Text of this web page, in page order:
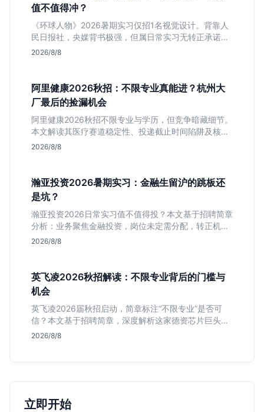
值不值得冲？
《环球人物》2026暑期实习仅招1名视觉设计。背靠人
民日报社，央媒背书极强，但属日常实习无转正承诺。
适合追求高含金量简历、能接受严谨流程的设计生，想
2026/8/8
阿里健康2026秋招：不限专业真能进？杭州大
厂最后的捡漏机会
阿里健康2026秋招不限专业与学历，但竞争暗藏细节。
本文解读其医疗赛道稳定性、投递截止时间陷阱及核心
岗位面试节奏，帮应届生判断是否值得投入。
2026/8/8
瀚亚投资2026暑期实习：金融生留沪的跳板还
是坑？
瀚亚投资2026日常实习值不值得投？本文基于招聘简章
分析：业务聚焦金融投资，岗位未定需分配，转正机会
不明确。适合急需上海高含金量实习证明、想接触真实
2026/8/8
英飞凌2026秋招解读：不限专业背后的门槛与
机会
英飞凌2026届秋招启动，简章标注“不限专业”是否可
信？本文基于招聘简章，深度解析这家德资芯片巨头的
行业地位、校招真实门槛及投递策略，助你判断是否值
2026/8/8
立即开始